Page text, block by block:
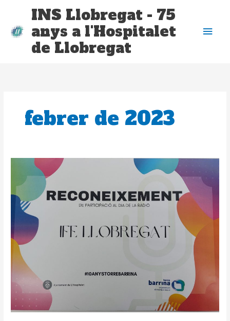
contingut
INS Llobregat - 75
anys a l'Hospitalet
de Llobregat
febrer de 2023
la
ràdio
10è
Aniversari
de Torre
Barrina